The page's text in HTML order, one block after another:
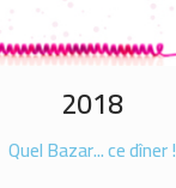
2018
Quel Bazar... ce dîner !